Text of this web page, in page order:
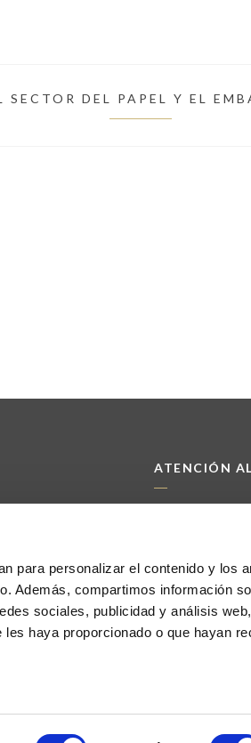
para personalizar el contenido y los
Además, compartimos información
sociales, publicidad y análisis
haya proporcionado o que hayan
SECTOR DEL PAPEL Y EL
por el
pero
de la
desde
ATENCIÓN
RIUDELLOTS DE